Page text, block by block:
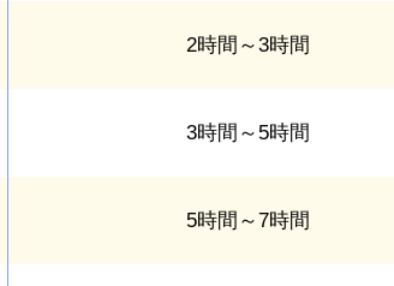
2時間～3時間
3時間～5時間
5時間～7時間